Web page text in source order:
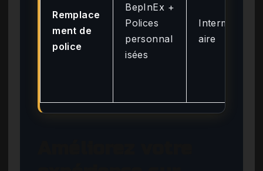
Remplace
ment de
police
BepInEx +
Polices
personnal
isées
Intermédi
aire